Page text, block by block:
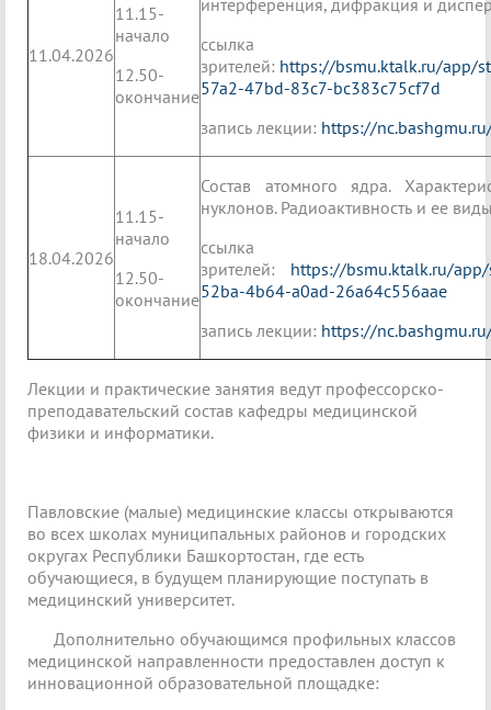
11.04.2026
11.15-
начало
12.50-
окончание
интерференция, дифракция и
зрителей: https://bsmu.ktalk.ru/app/
57a2-47bd-83c7-bc383c75cf7d
запись лекции: https://
18.04.2026
11.15-
начало
12.50-
окончание
Состав атомного ядра.
нуклонов. Радиоактивность и ее
зрителей: https://bsmu.ktalk.ru/
52ba-4b64-a0ad-26a64c556aae
запись лекции: https://
Лекции и практические занятия ведут профессорско-
преподавательский состав кафедры медицинской
физики и информатики.
Павловские (малые) медицинские классы открываются
во всех школах муниципальных районов и городских
округах Республики Башкортостан, где есть
обучающиеся, в будущем планирующие поступать в
медицинский университет.
Дополнительно обучающимся профильных классов
медицинской направленности предоставлен доступ к
инновационной образовательной площадке: